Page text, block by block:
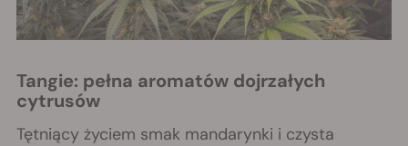
Tangie: pełna aromatów dojrzałych
cytrusów
Tętniący życiem smak mandarynki i czysta